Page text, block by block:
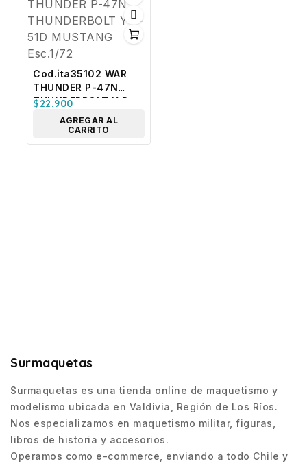
Cod.ita35102 WAR
THUNDER P-47N
THUNDERBOLT Y P-
51D MUSTANG
Esc.1/72
$22.900
AGREGAR AL
CARRITO
Surmaquetas
Surmaquetas es una tienda online de maquetismo y
modelismo ubicada en Valdivia, Región de Los Ríos.
Nos especializamos en maquetismo militar, figuras,
libros de historia y accesorios.
Operamos como e-commerce, enviando a todo Chile y